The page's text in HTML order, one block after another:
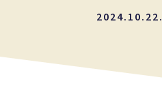
2024.10.22.